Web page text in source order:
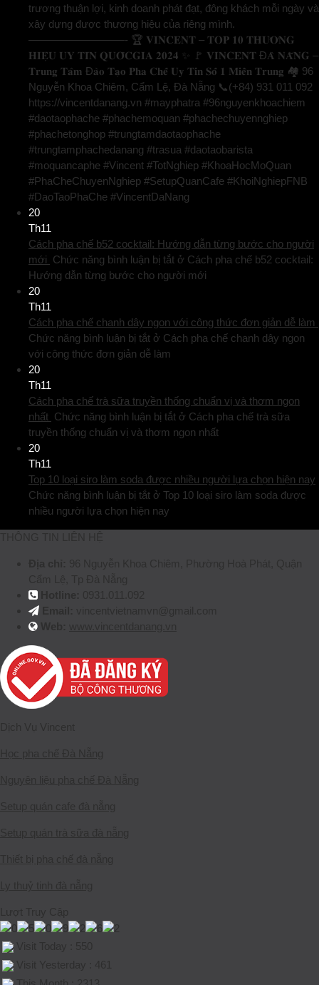
trương thuận lợi, kinh doanh phát đạt, đông khách mỗi ngày và
xây dựng được thương hiệu của riêng mình.
—————————- 🏆 𝐕𝐈𝐍𝐂𝐄𝐍𝐓 – 𝐓𝐎𝐏 𝟏𝟎 𝐓𝐇𝐔̛𝐎̛𝐍𝐆
𝐇𝐈𝐄̣̂𝐔 𝐔𝐘 𝐓𝐈́𝐍 𝐐𝐔𝐎̂́𝐂𝐆𝐈𝐀 𝟐𝟎𝟐𝟒 ✨ 🚩 𝐕𝐈𝐍𝐂𝐄𝐍𝐓 Đ𝐀̀ 𝐍𝐀̆̃𝐍𝐆 –
𝐓𝐫𝐮𝐧𝐠 𝐓𝐚̂𝐦 Đ𝐚̀𝐨 𝐓𝐚̣𝐨 𝐏𝐡𝐚 𝐂𝐡𝐞̂́ 𝐔𝐲 𝐓𝐢́𝐧 𝐒𝐨̂́ 𝟏 𝐌𝐢𝐞̂̀𝐧 𝐓𝐫𝐮𝐧𝐠 🏘️ 96
Nguyễn Khoa Chiêm, Cẩm Lệ, Đà Nẵng 📞(+84) 931 011 092
https://vincentdanang.vn #mayphatra #96nguyenkhoachiem
#daotaophache #phachemoquan #phachechuyennghiep
#phachetonghop #trungtamdaotaophache
#trungtamphachedanang #trasua #daotaobarista
#moquancaphe #Vincent #TotNghiep #KhoaHocMoQuan
#PhaCheChuyenNghiep #SetupQuanCafe #KhoiNghiepFNB
#DaoTaoPhaChe #VincentDaNang
20
Th11
Cách pha chế b52 cocktail: Hướng dẫn từng bước cho người
mới Chức năng bình luận bị tắt ở Cách pha chế b52 cocktail:
Hướng dẫn từng bước cho người mới
20
Th11
Cách pha chế chanh dây ngon với công thức đơn giản dễ làm
Chức năng bình luận bị tắt ở Cách pha chế chanh dây ngon
với công thức đơn giản dễ làm
20
Th11
Cách pha chế trà sữa truyền thống chuẩn vị và thơm ngon
nhất Chức năng bình luận bị tắt ở Cách pha chế trà sữa
truyền thống chuẩn vị và thơm ngon nhất
20
Th11
Top 10 loại siro làm soda được nhiều người lựa chọn hiện nay
Chức năng bình luận bị tắt ở Top 10 loại siro làm soda được
nhiều người lựa chọn hiện nay